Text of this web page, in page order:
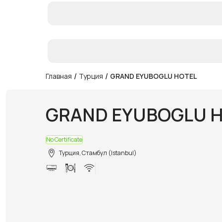
Главная / Турция / GRAND EYUBOGLU HOTEL
GRAND EYUBOGLU
No Certificate
Турция, Стамбул (Istanbul)